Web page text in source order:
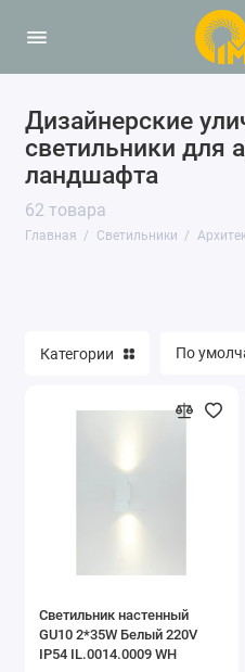
Дизайнерские
светильники для
ландшафта
62 товара
Главная Светильники
Архитектурная
Встраиваемые
Карданные светильники
Категории
Светильник настенный
GU10 2*35W Белый 220V
IP54 IL.0014.0009 WH